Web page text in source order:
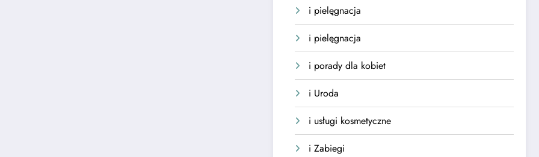
i pielęgnacja
i pielęgnacja
i porady dla kobiet
i Uroda
i usługi kosmetyczne
i Zabiegi